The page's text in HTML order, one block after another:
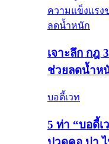
ความแข็งแรง
ลดน้ำหนัก
เจาะลึก กฎ
ช่วยลดน้ำห
บอดี้เวท
5 ท่า “บอดี้